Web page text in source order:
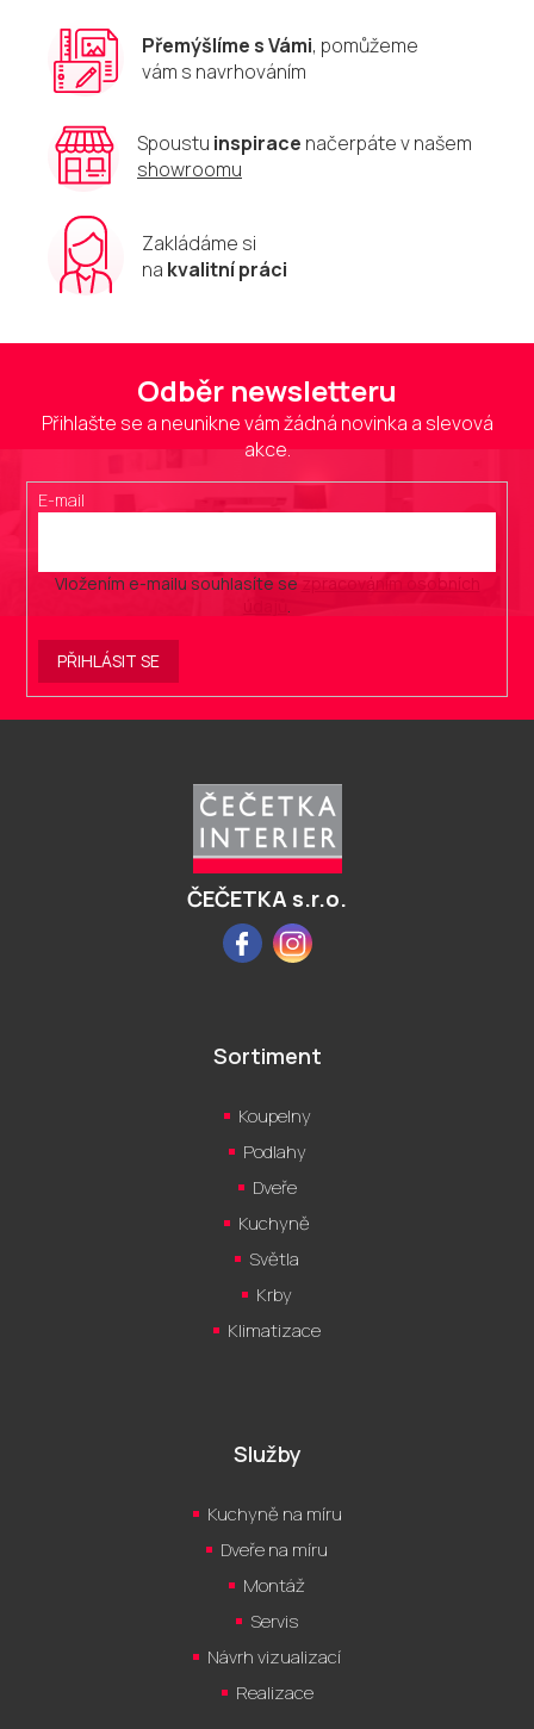
Přemýšlíme s Vámi, pomůžeme
vám s navrhováním
Spoustu inspirace načerpáte v našem
showroomu
Zakládáme si
na kvalitní práci
Odběr newsletteru
Přihlašte se a neunikne vám žádná novinka a slevová
akce.
E-mail
Vložením e-mailu souhlasíte se zpracováním osobních
.
PŘIHLÁSIT SE
ČEČETKA s.r.o.
FacebookInstagram
Sortiment
Koupelny
Podlahy
Dveře
Kuchyně
Světla
Krby
Klimatizace
Služby
Kuchyně na míru
Dveře na míru
Montáž
Servis
Návrh vizualizací
Realizace